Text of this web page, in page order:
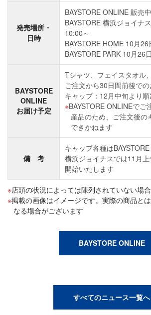
発売場所・
日時
BAYSTORE ONLINE 販売中
BAYSTORE 横浜ジョイナ
10:00～
BAYSTORE HOME 10月
BAYSTORE PARK 10月26
BAYSTORE
ONLINE
お届け予定
Tシャツ、フェイスタオル
ご注文から30日間前後で
キャップ：12月中旬より順
BAYSTORE ONLINEでご
産品のため、ご注文後の
できかねます
備 考
キャップ各種はBAYSTORE
横浜ジョイナスでは11月
開始いたします
店頭の状況によっては陳列されていない場
掲載の画像はイメージです。実際の商品と
なる場合がございます
BAYSTORE ONLINE
すべてのニュース一覧へ